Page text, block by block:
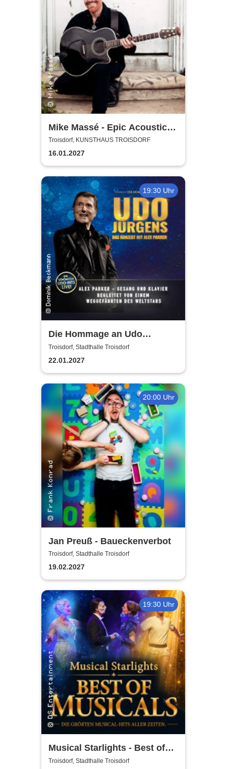
Mike Massé - Epic Acoustic
Classic Rock in Concert
Troisdorf, KUNSTHAUS TROISDORF
16.01.2027
19:30 Uhr
Die Hommage an Udo
Jürgens - Das Konzert mit
Alex Parker
Troisdorf, Stadthalle Troisdorf
22.01.2027
20:00 Uhr
Jan Preuß - Baueckenverbot
Troisdorf, Stadthalle Troisdorf
19.02.2027
19:30 Uhr
Musical Starlights - Best of
Musicals
Troisdorf, Stadthalle Troisdorf